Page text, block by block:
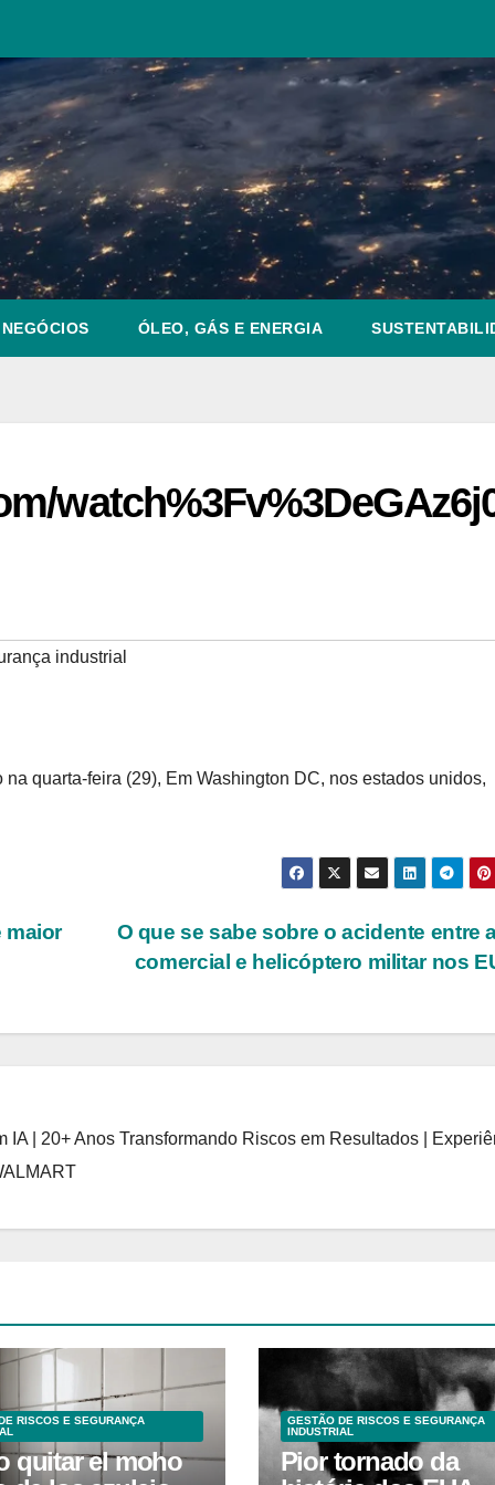
NEGÓCIOS ÓLEO, GÁS E ENERGIA
industrial
na quarta-feira (29), Em Washington DC, nos estados unidos,
O que se sabe sobre o acidente entre
comercial e helicóptero militar nos
maior
| 20+ Anos Transformando Riscos em Resultados |
RISCOS E SEGURANÇA
quitar el moho
GESTÃO DE RISCOS E SEGURANÇA
INDUSTRIAL
Pior tornado da